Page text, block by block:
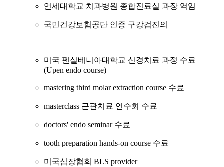
연세대학교 치과병원 종합진료실 과장 역임
국민건강보험공단 인증 구강검진의
미국 펜실베니아대학교 신경치료 과정 수료
(Upen endo course)
mastering third molar extraction course 수료
masterclass 근관치료 연수회 수료
doctors' endo seminar 수료
tooth preparation hands-on course 수료
미국심장협회 BLS provider